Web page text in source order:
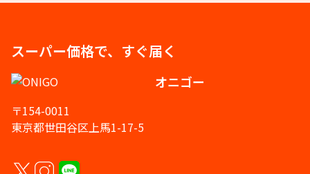
スーパー価格で、すぐ届く
オニゴー
〒154-0011
東京都世田谷区上馬1-17-5